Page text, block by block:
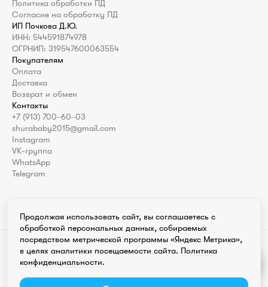
Политика обработки ПД
Согласие на обработку ПД
ИП Почкова Д.Ю.
ИНН: 544591874978
ОГРНИП: 319547600063554
Покупателям
Оплата
Доставка
Возврат и обмен
Контакты
+7 (913) 700‒60‒03
shurababy2015@gmail.com
Instagram
VK-группа
WhatsApp
Telegram
Instagram продукт компании Meta которая признана экстремистской
организацией в России
Продолжая использовать сайт, вы соглашаетесь с
обработкой персональных данных, собираемых
посредством метрической программы «Яндекс Метрика»,
в целях аналитики посещаемости сайта. Политика
конфиденциальности.